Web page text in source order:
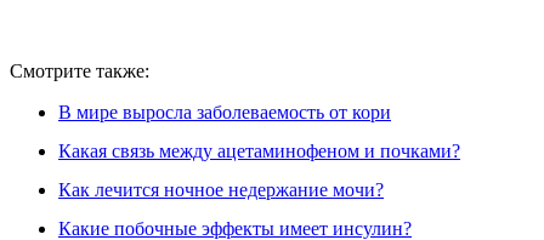
Смотрите также:
В мире выросла заболеваемость от кори
Какая связь между ацетаминофеном и почками?
Как лечится ночное недержание мочи?
Какие побочные эффекты имеет инсулин?